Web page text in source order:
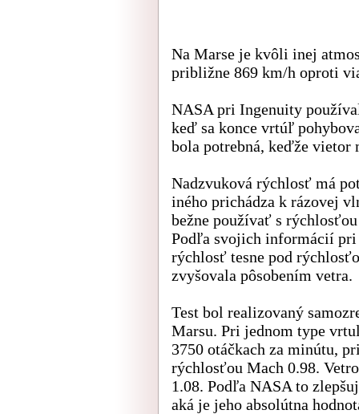
Na Marse je kvôli inej
približne 869 km/h oproti
NASA pri Ingenuity
keď sa konce vrtúľ
bola potrebná, keďže
Nadzvuková rýchlosť má
iného prichádza k rázovej
bežne používať s
Podľa svojich informácií pri
rýchlosť tesne pod
zvyšovala pôsobením vetra.
Test bol realizovaný
Marsu. Pri jednom type
3750 otáčkach za minútu,
rýchlosťou Mach 0.98.
1.08. Podľa NASA to
aká je jeho absolútna